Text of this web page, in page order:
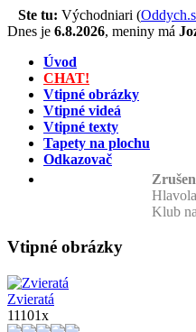
Ste tu: Východniari (
Dnes je 6.8.2026, meniny má
Úvod
CHAT!
Vtipné obrázky
Vtipné videá
Vtipné texty
Tapety na plochu
Odkazovač
Klub
Vtipné obrázky
Zvieratá
11101x